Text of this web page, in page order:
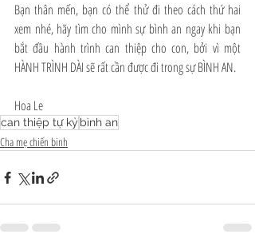
Bạn thân mến, bạn có thể thử đi theo cách thứ hai
xem nhé, hãy tìm cho mình sự bình an ngay khi bạn
bắt đầu hành trình can thiệp cho con, bởi vì một
HÀNH TRÌNH DÀI sẽ rất cần được đi trong sự BÌNH AN.
Hoa Le
can thiệp tự kỷ bình an
Cha mẹ chiến binh